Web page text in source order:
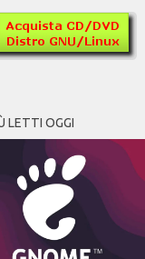
LETTI OGGI